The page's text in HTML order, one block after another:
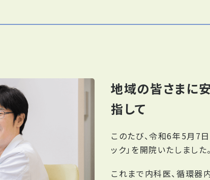
地域の皆さまに
指して
このたび、令和6年5月7
ック」を開院いたしました。
これまで内科医、循環器